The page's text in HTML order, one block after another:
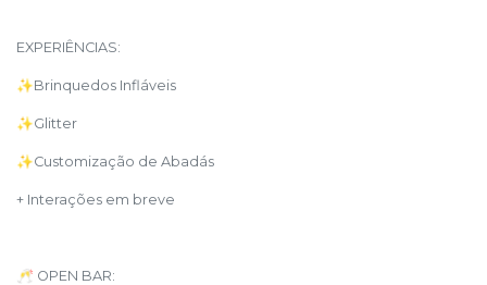
EXPERIÊNCIAS:
✨Brinquedos Infláveis
✨Glitter
✨Customização de Abadás
+ Interações em breve
🥂 OPEN BAR: